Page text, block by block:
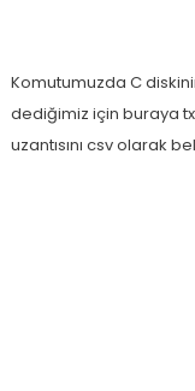
Komutumuzda C
dediğimiz için buraya
uzantısını csv olarak